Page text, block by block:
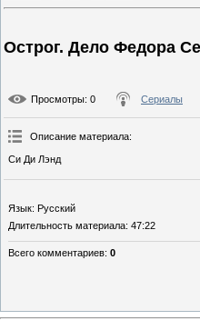
Острог. Дело Федора
Просмотры: 0 Сериалы
Описание материала:
Си Ди Лэнд
Язык: Русский
Длительность материала: 47:22
Всего комментариев: 0